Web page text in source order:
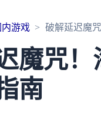
内游戏 破解延迟魔
魔咒
南